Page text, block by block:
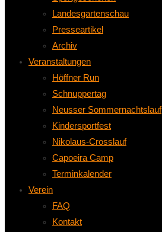
Landesgartenschau
Presseartikel
Archiv
Veranstaltungen
Höffner Run
Schnuppertag
Neusser Sommernachtslauf
Kindersportfest
Nikolaus-Crosslauf
Capoeira Camp
Terminkalender
Verein
FAQ
Kontakt